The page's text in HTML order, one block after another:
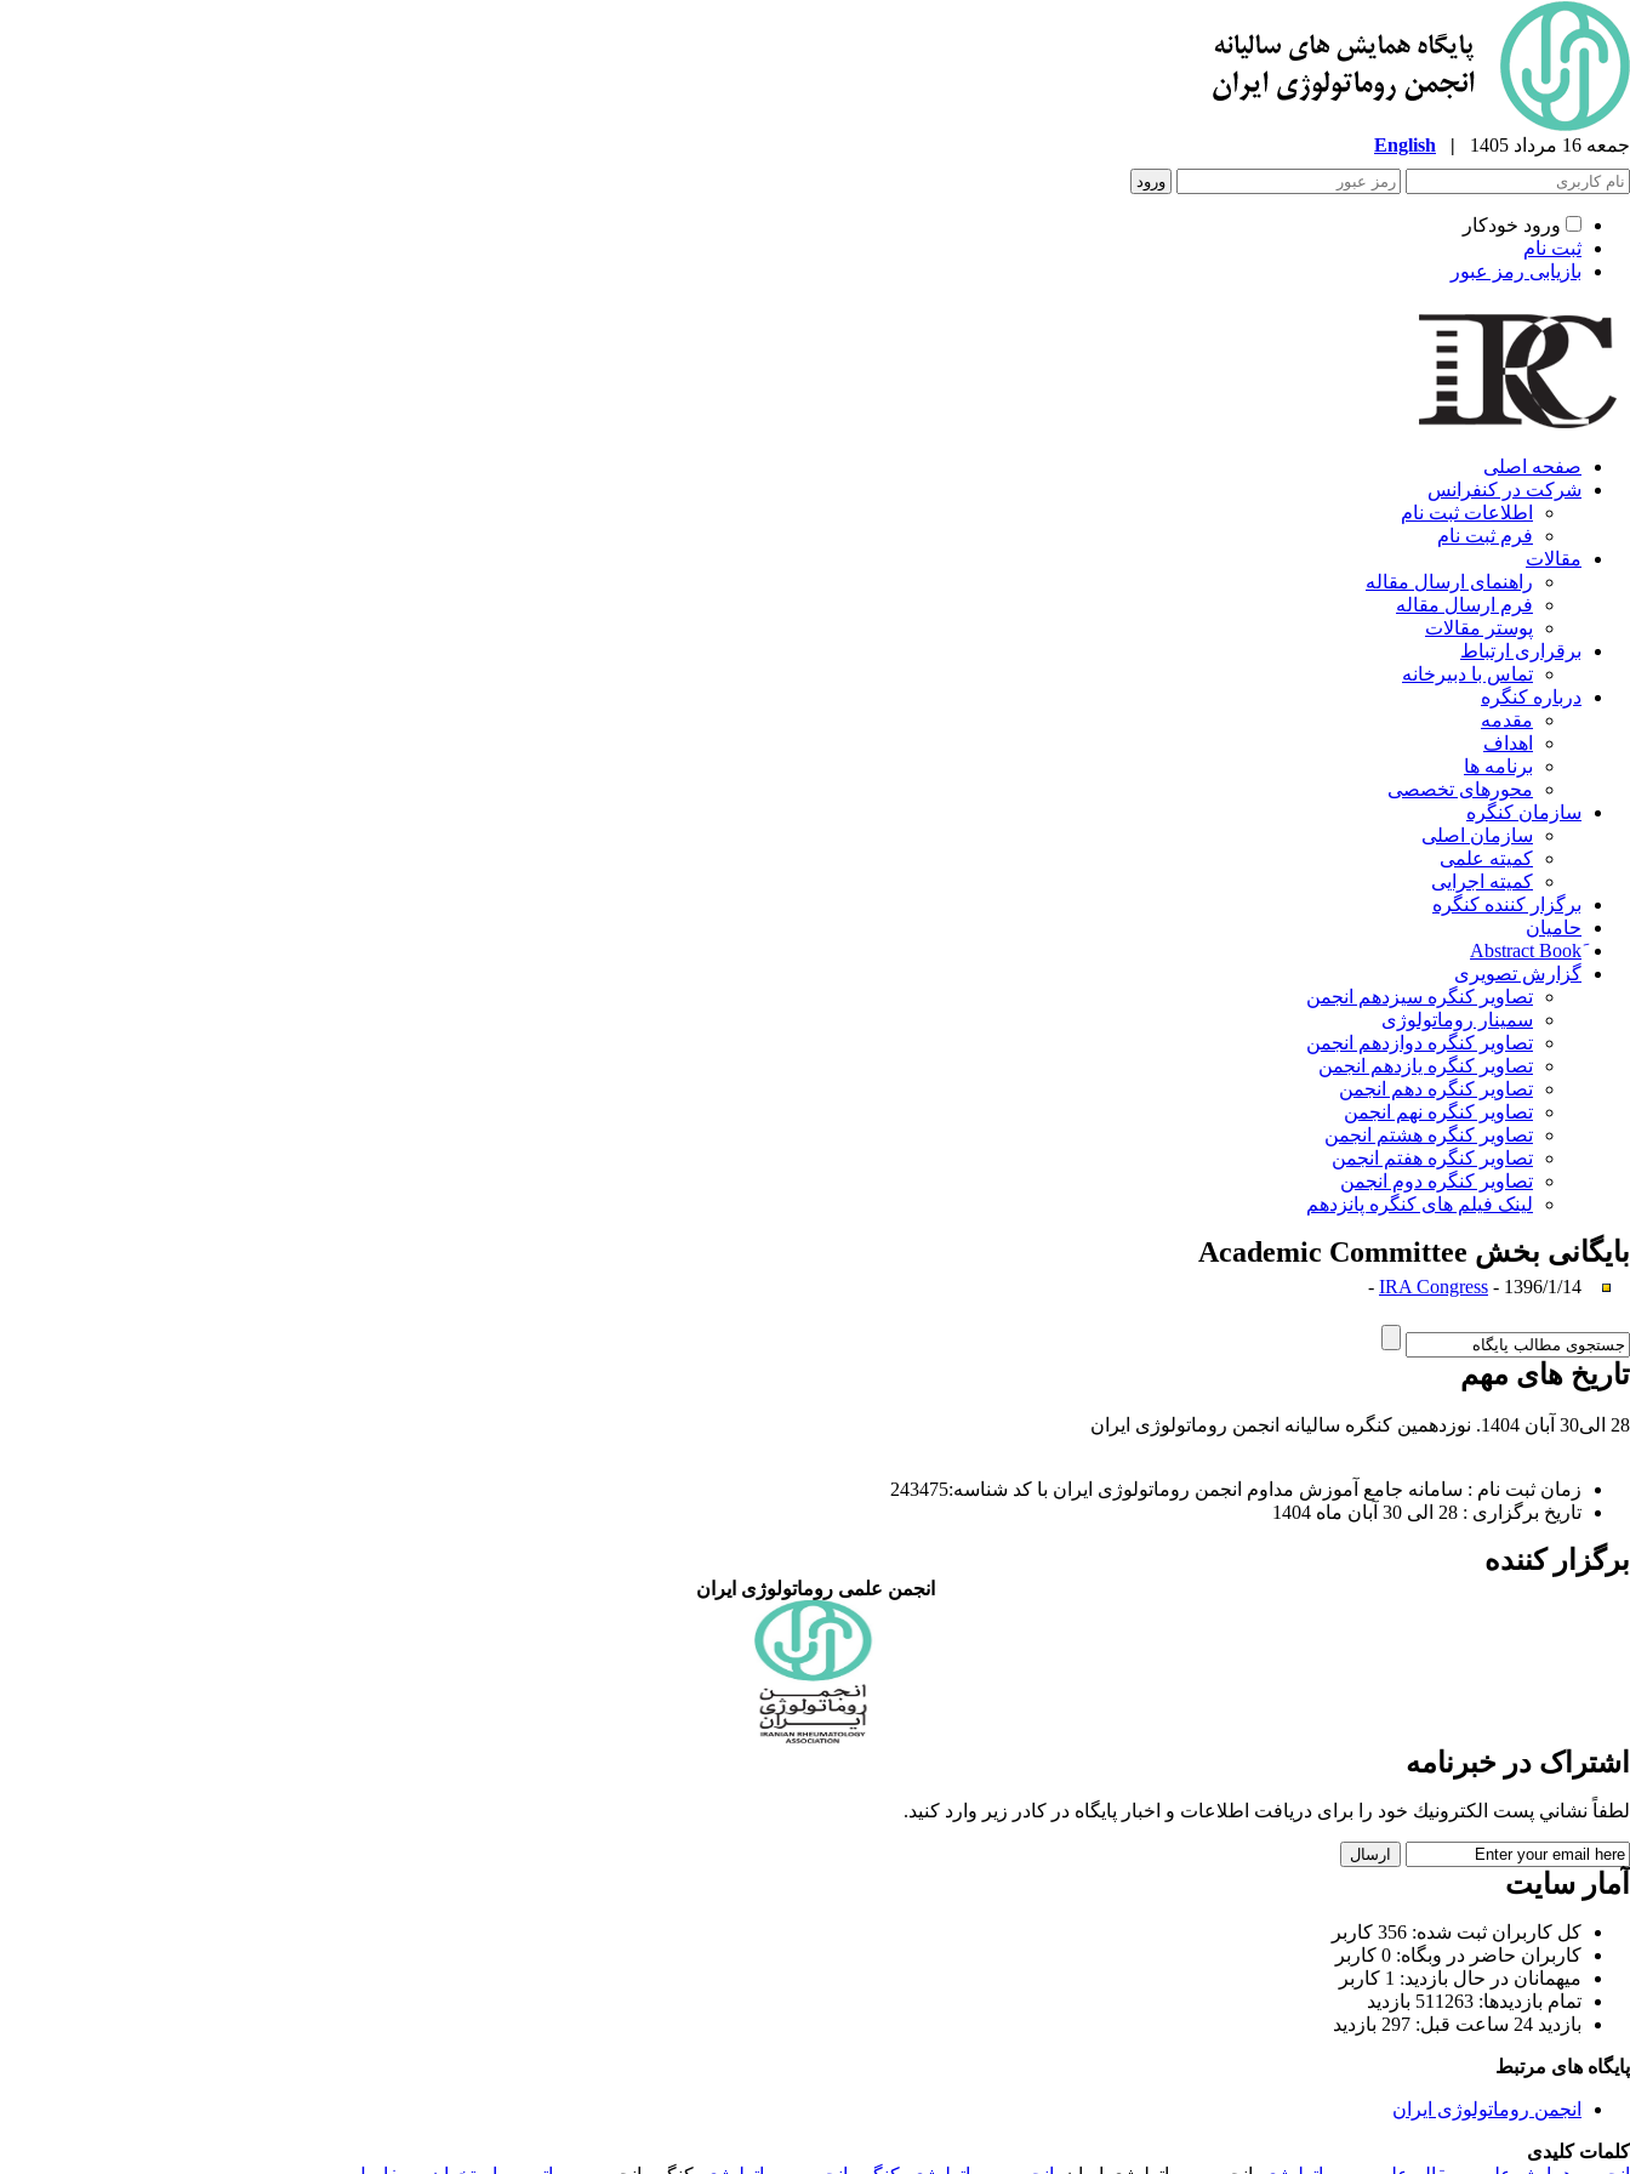
جمعه 16 مرداد 1405 |
English
ورود خودکار
ثبت نام
بازیابی رمز عبور
صفحه اصلی
شرکت در کنفرانس
اطلاعات ثبت نام
فرم ثبت نام
مقالات
راهنمای ارسال مقاله
فرم ارسال مقاله
پوستر مقالات
برقراری ارتباط
تماس با دبیرخانه
درباره کنگره
مقدمه
اهداف
برنامه ها
محورهای تخصصی
سازمان کنگره
سازمان اصلی
کمیته علمی
کمیته اجرایی
برگزار کننده کنگره
حامیان
گزارش تصویری
تصاویر کنگره سیزدهم انجمن
سمینار روماتولوژی
تصاویر کنگره دوازدهم انجمن
تصاویر کنگره یازدهم انجمن
تصاویر کنگره دهم انجمن
تصاویر کنگره نهم انجمن
تصاویر کنگره هشتم انجمن
تصاویر کنگره هفتم انجمن
تصاویر کنگره دوم انجمن
لینک فیلم های کنگره پانزدهم
بایگانی بخش Academic Committee
IRA Congress - 1396/1/14 -
تاریخ های مهم
28 الی30 آبان 1404. نوزدهمین کنگره سالیانه انجمن روماتولوژی ایران
زمان ثبت نام : سامانه جامع آموزش مداوم انجمن روماتولوژی ایران با کد شناسه:243475
تاریخ برگزاری : 28 الی 30 آبان ماه 1404
برگزار کننده
انجمن علمی روماتولوژی ایران
اشتراک در خبرنامه
لطفاً نشاني پست الكترونيك خود را برای دريافت اطلاعات و اخبار پايگاه در كادر زير وارد كنيد.
آمار سایت
كل کاربران ثبت شده: 356 کاربر
کاربران حاضر در وبگاه: 0 کاربر
ميهمانان در حال بازديد: 1 کاربر
تمام بازديد‌ها: 511263 بازدید
بازديد 24 ساعت قبل: 297 بازدید
پایگاه های مرتبط
انجمن روماتولوژی ایران
کلمات کلیدی